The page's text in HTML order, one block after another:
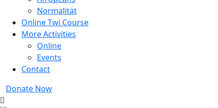
Normalität
Online Twi Course
More Activities
Online
Events
Contact
Donate Now